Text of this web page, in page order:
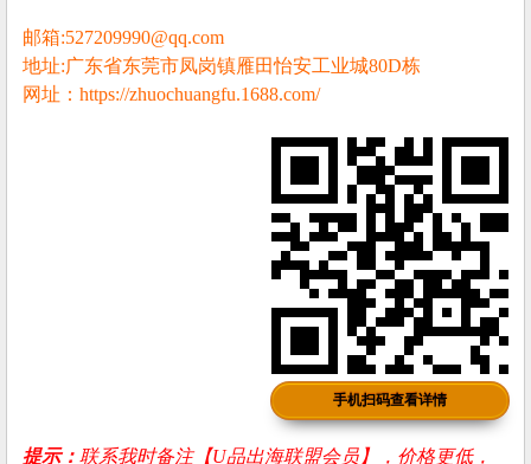
邮箱:527209990@qq.com
地址:广东省东莞市凤岗镇雁田怡安工业城80D栋
网址：https://zhuochuangfu.1688.com/
手机扫码查看详情
提示：联系我时备注【U品出海联盟会员】，价格更低，